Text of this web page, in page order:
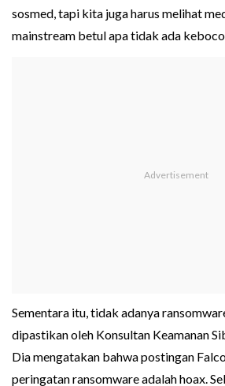
sosmed, tapi kita juga harus melihat
mainstream betul apa tidak ada
Sementara itu, tidak adanya
dipastikan oleh Konsultan Keamanan
Dia mengatakan bahwa postingan
peringatan ransomware adalah hoax.